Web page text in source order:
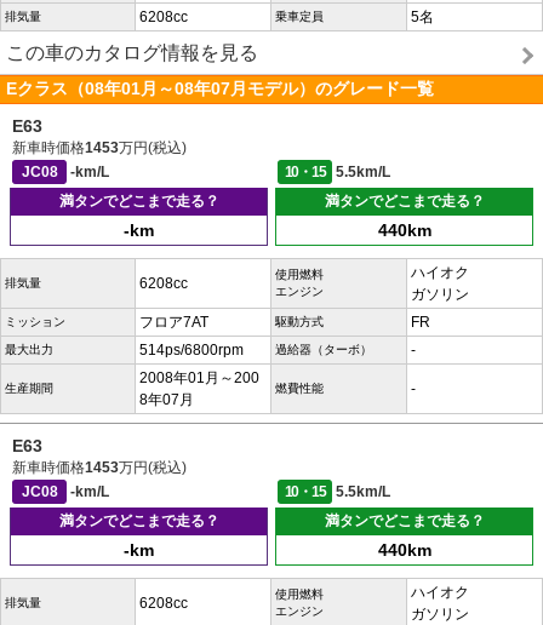
排気量 6208cc 乗車定員 5名
この車のカタログ情報を見る
Eクラス（08年01月～08年07月モデル）のグレード一覧
E63
新車時価格1453万円(税込)
JC08
-km/L 10・15
5.5km/L
満タンでどこまで走る？
-km
満タンでどこまで走る？
440km
排気量 6208cc
使用燃料
エンジン
ハイオク
ガソリン
ミッション フロア7AT 駆動方式 FR
最大出力 514ps/6800rpm 過給器（ターボ） -
生産期間
2008年01月～200
8年07月
燃費性能 -
E63
新車時価格1453万円(税込)
JC08
-km/L 10・15
5.5km/L
満タンでどこまで走る？
-km
満タンでどこまで走る？
440km
排気量 6208cc
使用燃料
エンジン
ハイオク
ガソリン